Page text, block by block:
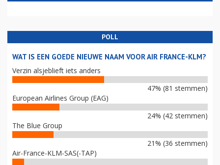
POLL
WAT IS EEN GOEDE NIEUWE NAAM VOOR AIR FRANCE-KLM?
Verzin alsjeblieft iets anders
47% (81 stemmen)
European Airlines Group (EAG)
24% (42 stemmen)
The Blue Group
21% (36 stemmen)
Air-France-KLM-SAS(-TAP)